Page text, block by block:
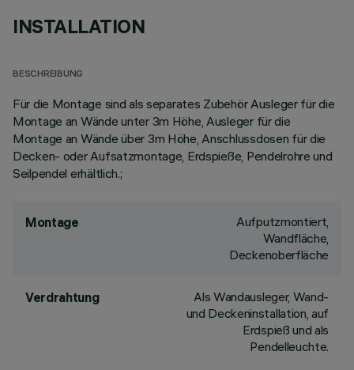
INSTALLATION
BESCHREIBUNG
Für die Montage sind als separates Zubehör Ausleger für die
Montage an Wände unter 3m Höhe, Ausleger für die
Montage an Wände über 3m Höhe, Anschlussdosen für die
Decken- oder Aufsatzmontage, Erdspieße, Pendelrohre und
Seilpendel erhältlich.;
Montage
Aufputzmontiert,
Wandfläche,
Deckenoberfläche
Verdrahtung
Als Wandausleger, Wand-
und Deckeninstallation, auf
Erdspieß und als
Pendelleuchte.